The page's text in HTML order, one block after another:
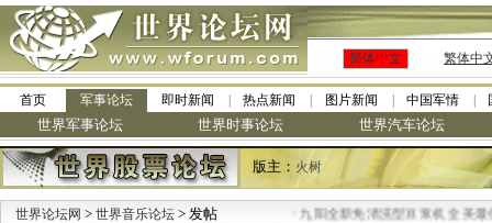
简体中文 繁体中
首页 军事论坛 即时新闻 热点新闻 图片新闻 中国军情
世界军事论坛 世界时事论坛 世界汽车论坛
版主： 火树
世界论坛网 > 世界音乐论坛 > 发帖 九阳全新免清洗型豆浆机 全美最低